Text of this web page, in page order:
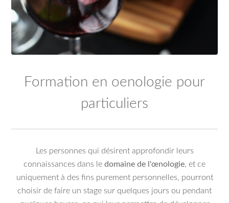
Formation en oenologie pour
particuliers
Les personnes qui désirent approfondir leurs
connaissances dans le domaine de l'œnologie, et ce
uniquement à des fins purement personnelles, pourront
choisir de faire un stage sur quelques jours ou pendant